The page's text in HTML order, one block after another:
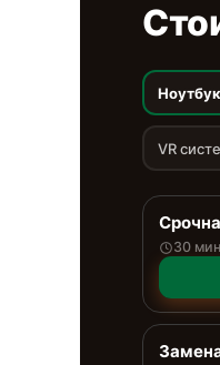
Ноутбук
VR
30 мин